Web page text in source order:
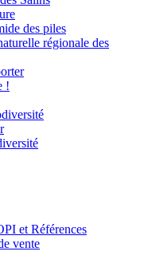
des piles
régionale des
!
et Références
vente